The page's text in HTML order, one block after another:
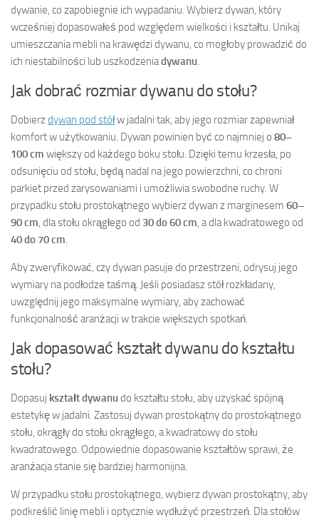
dywanie, co zapobiegnie ich wypadaniu. Wybierz dywan, który
wcześniej dopasowałeś pod względem wielkości i kształtu. Unikaj
umieszczania mebli na krawędzi dywanu, co mogłoby prowadzić do
ich niestabilności lub uszkodzeniadywanu
Jak dobrać rozmiar dywanu do stołu?
Dobierzdywan pod stółw jadalni tak, aby jego rozmiar zapewniał
komfort w użytkowaniu. Dywan powinien być co najmniej o 80–
100 cm większy od każdego boku stołu. Dzięki temu krzesła, po
odsunięciu od stołu, będą nadal na jego powierzchni, co chroni
parkiet przed zarysowaniami i umożliwia swobodne ruchy. W
przypadku stołu prostokątnego wybierz dywan z marginesem 60–
90 cm , dla stołu okrągłego od 30 do 60 cm , a dla kwadratowego od
40 do 70 cm
Aby zweryfikować, czy dywan pasuje do przestrzeni, odrysuj jego
wymiary na podłodze taśmą. Jeśli posiadasz stół rozkładany,
uwzględnij jego maksymalne wymiary, aby zachować
funkcjonalność aranżacji w trakcie większych spotkań.
Jak dopasować kształt dywanu do kształtu
stołu?
Dopasuj kształt dywanudo kształtu stołu, aby uzyskać spójną
estetykę w jadalni. Zastosuj dywan prostokątny do prostokątnego
stołu, okrągły do stołu okrągłego, a kwadratowy do stołu
kwadratowego. Odpowiednie dopasowanie kształtów sprawi, że
aranżacja stanie się bardziej harmonijna.
W przypadku stołu prostokątnego, wybierz dywan prostokątny, aby
podkreślić linię mebli i optycznie wydłużyć przestrzeń. Dla stołów